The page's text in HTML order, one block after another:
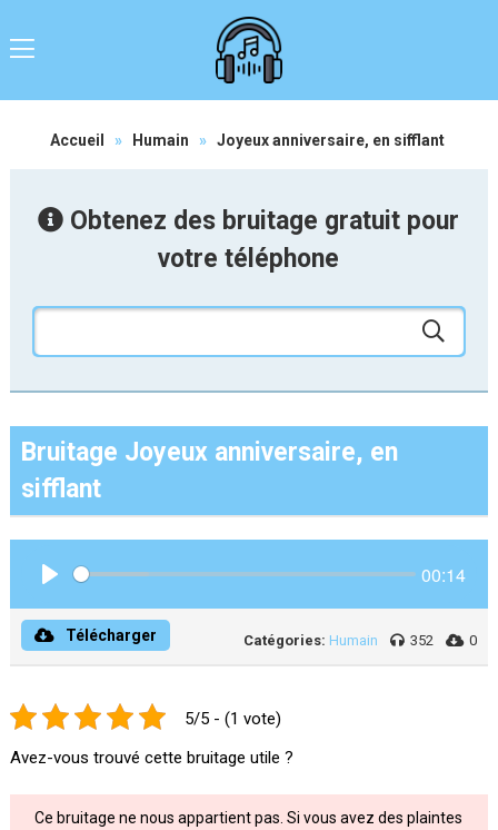
Accueil » Humain » Joyeux anniversaire, en sifflant
Obtenez des bruitage gratuit pour
votre téléphone
Bruitage Joyeux anniversaire, en
sifflant
00:14
Télécharger Catégories: Humain 352 0
5/5 - (1 vote)
Avez-vous trouvé cette bruitage utile ?
Ce bruitage ne nous appartient pas. Si vous avez des plaintes